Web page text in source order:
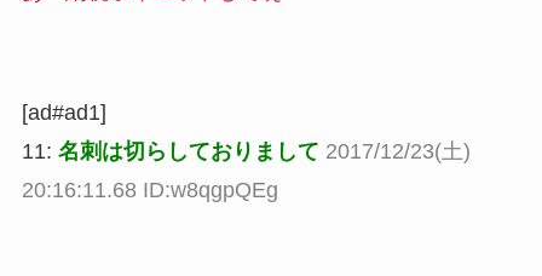
[ad#ad1]
11: 名刺は切らしておりまして 2017/12/23(土)
20:16:11.68 ID:w8qgpQEg